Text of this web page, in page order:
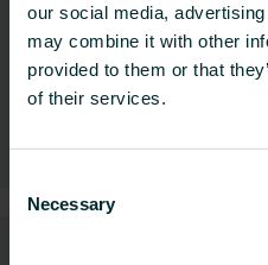
our social media,
may combine it with other
provided to them or that
of their services.
Selection
Necessary